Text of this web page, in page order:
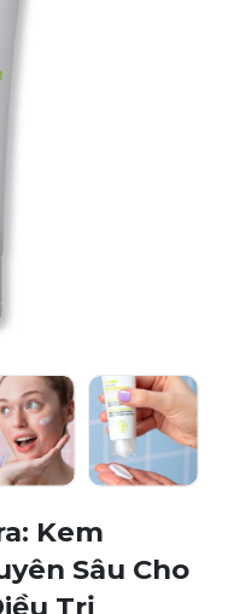
Kem
Sâu Cho
Trị